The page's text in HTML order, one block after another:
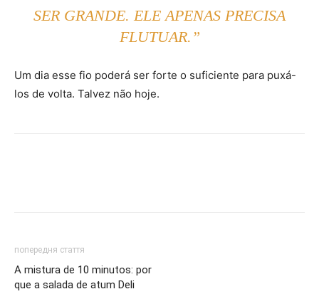
SER GRANDE. ELE APENAS PRECISA
FLUTUAR.”
Um dia esse fio poderá ser forte o suficiente para puxá-
los de volta. Talvez não hoje.
попередня стаття
A mistura de 10 minutos: por
que a salada de atum Deli